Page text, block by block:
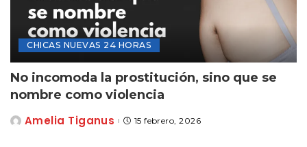
CHICAS NUEVAS 24 HORAS
No incomoda la prostitución, sino que se
nombre como violencia
Posted
Amelia Tiganus 15 febrero, 2026